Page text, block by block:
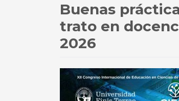
Buenas
trato en
2026